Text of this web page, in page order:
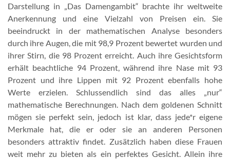
Darstellung in „Das Damengambit“ brachte ihr weltweite
Anerkennung und eine Vielzahl von Preisen ein. Sie
beeindruckt in der mathematischen Analyse besonders
durch ihre Augen, die mit 98,9 Prozent bewertet wurden und
ihrer Stirn, die 98 Prozent erreicht. Auch ihre Gesichtsform
erhält beachtliche 94 Prozent, während ihre Nase mit 93
Prozent und ihre Lippen mit 92 Prozent ebenfalls hohe
Werte erzielen. Schlussendlich sind das alles „nur“
mathematische Berechnungen. Nach dem goldenen Schnitt
mögen sie perfekt sein, jedoch ist klar, dass jede*r eigene
Merkmale hat, die er oder sie an anderen Personen
besonders attraktiv findet. Zusätzlich haben diese Frauen
weit mehr zu bieten als ein perfektes Gesicht. Allein ihre